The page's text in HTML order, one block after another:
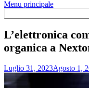
Menu principale
L’elettronica
organica a
Luglio 31, 2023Agosto 1,